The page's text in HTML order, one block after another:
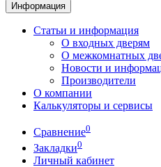
Информация
Статьи и информация
О входных дверям
О межкомнатных
Новости и
Производители
О компании
Калькуляторы и сервисы
Сравнение0
Закладки0
Личный кабинет